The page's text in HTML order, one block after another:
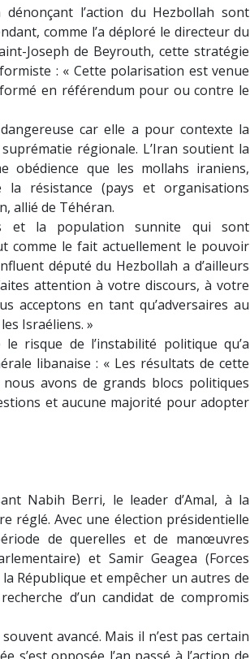
l’action du Hezbollah sont
comme l’a déploré le directeur du
Joseph de Beyrouth, cette stratégie
: « Cette polarisation est venue
en référendum pour ou contre le
car elle a pour contexte la
régionale. L’Iran soutient la
obédience que les mollahs iraniens,
la résistance (pays et organisations
allié de Téhéran.
et la population sunnite qui sont
comme le fait actuellement le pouvoir
député du Hezbollah a d’ailleurs
attention à votre discours, à votre
acceptons en tant qu’adversaires au
Israéliens. »
risque de l’instabilité politique qu’a
libanaise : « Les résultats de cette
avons de grands blocs politiques
et aucune majorité pour adopter
Nabih Berri, le leader d’Amal, à la
réglé. Avec une élection présidentielle
de querelles et de manœuvres
et Samir Geagea (Forces
République et empêcher un autres de
d’un candidat de compromis
avancé. Mais il n’est pas certain